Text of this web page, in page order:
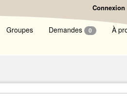
Connexion
Groupes Demandes 0 À